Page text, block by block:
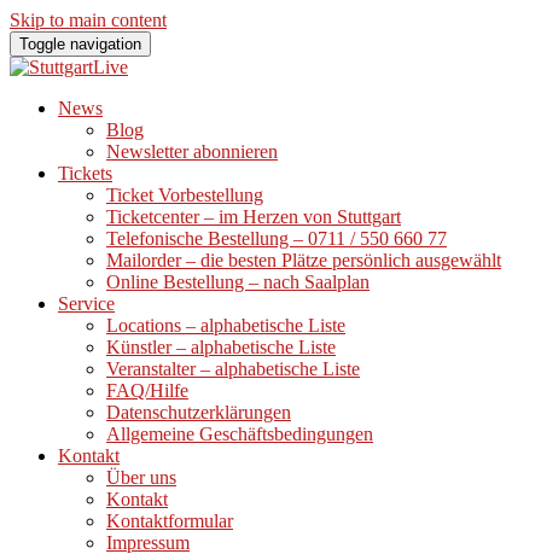
Skip to main content
Toggle navigation
News
Blog
Newsletter abonnieren
Tickets
Ticket Vorbestellung
Ticketcenter – im Herzen von Stuttgart
Telefonische Bestellung – 0711 / 550 660 77
Mailorder – die besten Plätze persönlich ausgewählt
Online Bestellung – nach Saalplan
Service
Locations – alphabetische Liste
Künstler – alphabetische Liste
Veranstalter – alphabetische Liste
FAQ/Hilfe
Datenschutzerklärungen
Allgemeine Geschäftsbedingungen
Kontakt
Über uns
Kontakt
Kontaktformular
Impressum